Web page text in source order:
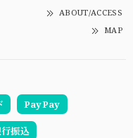
ABOUT/ACCESS
MAP
PayPay
振込